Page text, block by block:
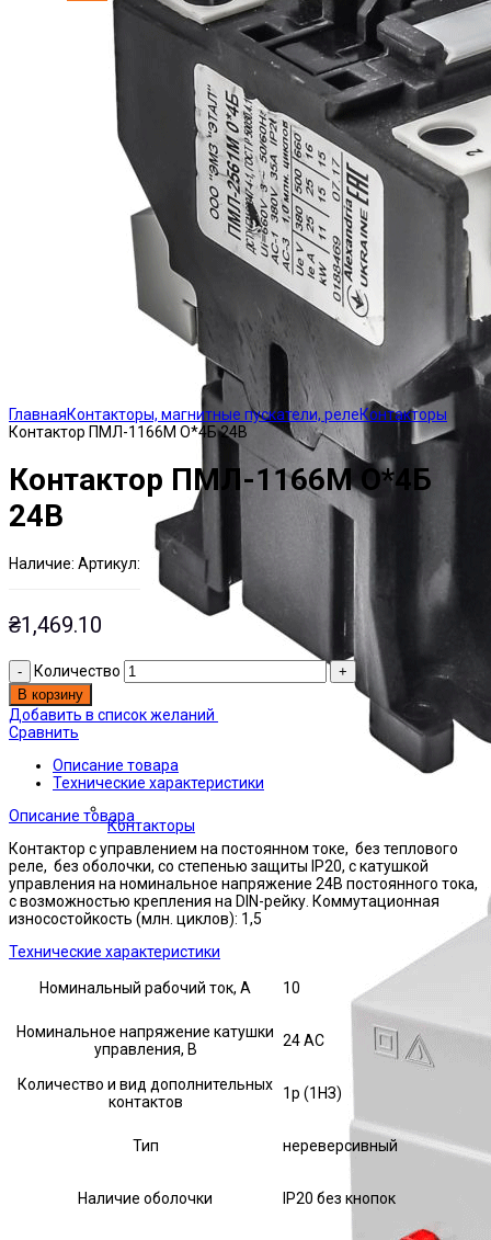
Контакторы
ГлавнаяКонтакторы, магнитные пускатели, релеКонтакторы
Контактор ПМЛ-1166М О*4Б 24В
Контактор ПМЛ-1166М О*4Б
24В
Наличие: Есть на складе
Артикул:
ЭТАЛ0160805
₴1,469.10
Количество
В корзину
Добавить в список желаний
Сравнить
Описание товара
Технические характеристики
Описание товара
Контактор с управлением на постоянном токе, без теплового
реле, без оболочки, со степенью защиты IP20, с катушкой
управления на номинальное напряжение 24В постоянного тока,
с возможностью крепления на DIN-рейку. Коммутационная
износостойкость (млн. циклов): 1,5
Технические характеристики
Номинальный рабочий ток, А 10
Номинальное напряжение катушки
управления, В
24 AC
Количество и вид дополнительных
контактов
1р (1НЗ)
Тип нереверсивный
Наличие оболочки IP20 без кнопок